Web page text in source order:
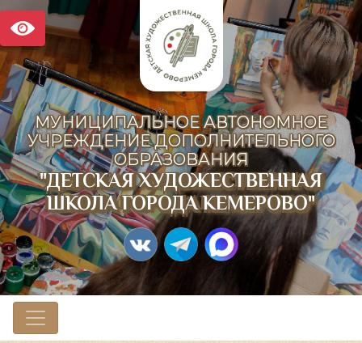
МУНИЦИПАЛЬНОЕ АВТОНОМНОЕ
УЧРЕЖДЕНИЕ ДОПОЛНИТЕЛЬНОГО
ОБРАЗОВАНИЯ
"ДЕТСКАЯ ХУДОЖЕСТВЕННАЯ
ШКОЛА ГОРОДА КЕМЕРОВО"